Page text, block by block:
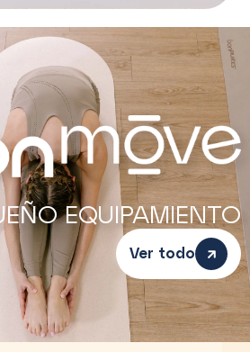
EQUIPAMIENTO
Ver todo